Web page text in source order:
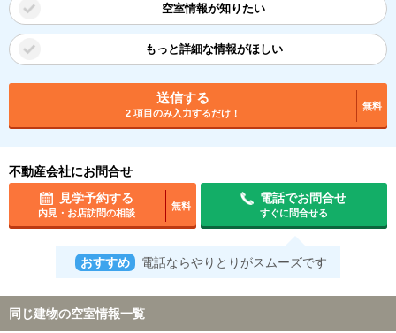
空室情報が知りたい
もっと詳細な情報がほしい
送信する
2 項目のみ入力するだけ！
無料
不動産会社にお問合せ
見学予約する
内見・お店訪問の相談
無料
電話でお問合せ
すぐに問合せる
おすすめ 電話ならやりとりがスムーズです
同じ建物の空室情報一覧